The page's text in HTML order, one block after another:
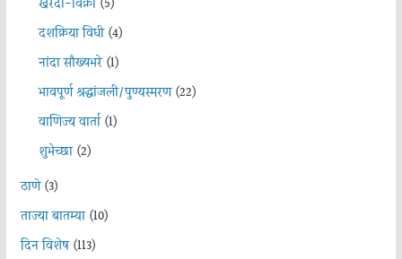
खरेदी-विक्री (5)
दशक्रिया विधी(4)
नांदा सौख्यभरे(1)
भावपूर्ण श्रद्धांजली/पुण्यस्मरण(22)
वाणिज्य वार्ता(1)
शुभेच्छा(2)
ठाणे(3)
ताज्या बातम्या(10)
दिन विशेष(113)